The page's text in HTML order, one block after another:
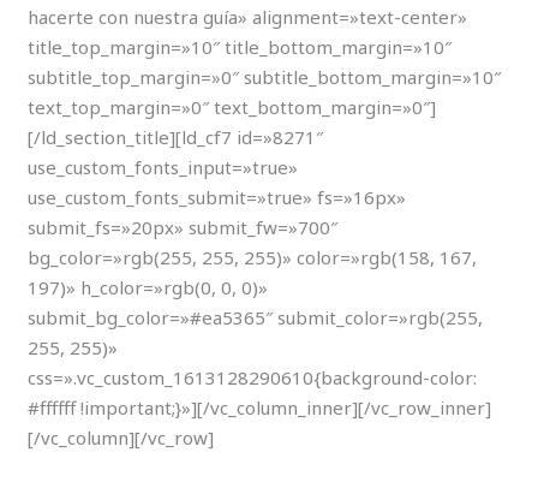
hacerte con nuestra guía» alignment=»text-center»
title_top_margin=»10″ title_bottom_margin=»10″
subtitle_top_margin=»0″ subtitle_bottom_margin=»10″
text_top_margin=»0″ text_bottom_margin=»0″]
[/ld_section_title][ld_cf7 id=»8271″
use_custom_fonts_input=»true»
use_custom_fonts_submit=»true» fs=»16px»
submit_fs=»20px» submit_fw=»700″
bg_color=»rgb(255, 255, 255)» color=»rgb(158, 167,
197)» h_color=»rgb(0, 0, 0)»
submit_bg_color=»#ea5365″ submit_color=»rgb(255,
255, 255)»
css=».vc_custom_1613128290610{background-color:
#ffffff !important;}»][/vc_column_inner][/vc_row_inner]
[/vc_column][/vc_row]